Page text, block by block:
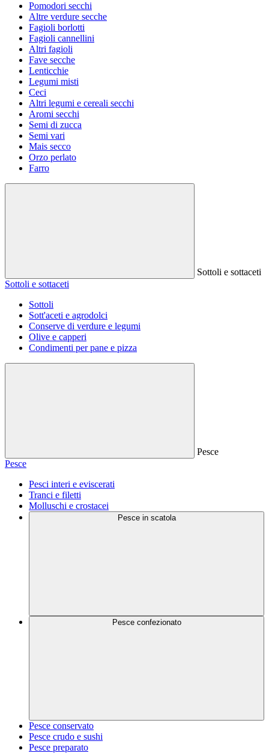
Pomodori secchi
Altre verdure secche
Fagioli borlotti
Fagioli cannellini
Altri fagioli
Fave secche
Lenticchie
Legumi misti
Ceci
Altri legumi e cereali secchi
Aromi secchi
Semi di zucca
Semi vari
Mais secco
Orzo perlato
Farro
Sottoli e sottaceti
Sottoli e sottaceti
Sottoli
Sott'aceti e agrodolci
Conserve di verdure e legumi
Olive e capperi
Condimenti per pane e pizza
Pesce
Pesce
Pesci interi e eviscerati
Tranci e filetti
Molluschi e crostacei
Pesce in scatola
Pesce confezionato
Pesce conservato
Pesce crudo e sushi
Pesce preparato